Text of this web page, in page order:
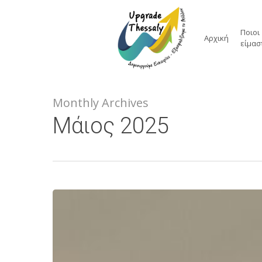
Αρχική
Ποιοι
Monthly Archives
Μάιος 2025